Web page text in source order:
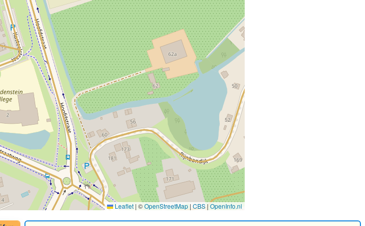
Leaflet | ©OpenStreetMap| CBS | OpenInfo.nl